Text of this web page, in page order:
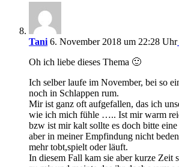
Tani 6. November 2018 um 22:28 Uhr
Oh ich liebe dieses Thema 🙂
Ich selber laufe im November, bei so
noch in Schlappen rum.
Mir ist ganz oft aufgefallen, das ich
wie ich mich fühle ….. Ist mir warm
bzw ist mir kalt sollte es doch bitte
aber in meiner Empfindung nicht
mehr tobt,spielt oder läuft.
In diesem Fall kam sie aber kurze Zeit